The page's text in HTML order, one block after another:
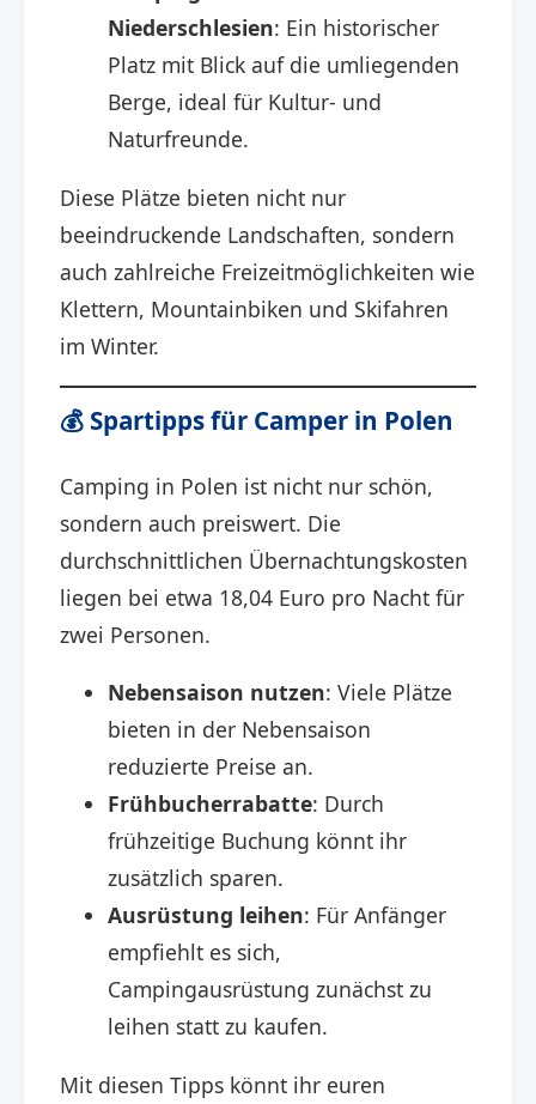
Niederschlesien: Ein historischer
Platz mit Blick auf die umliegenden
Berge, ideal für Kultur- und
Naturfreunde. ​
Diese Plätze bieten nicht nur
beeindruckende Landschaften, sondern
auch zahlreiche Freizeitmöglichkeiten wie
Klettern, Mountainbiken und Skifahren
im Winter.​
💰 Spartipps für Camper in Polen
Camping in Polen ist nicht nur schön,
sondern auch preiswert. Die
durchschnittlichen Übernachtungskosten
liegen bei etwa 18,04 Euro pro Nacht für
zwei Personen.
Nebensaison nutzen: Viele Plätze
bieten in der Nebensaison
reduzierte Preise an.​
Frühbucherrabatte: Durch
frühzeitige Buchung könnt ihr
zusätzlich sparen.​
Ausrüstung leihen: Für Anfänger
empfiehlt es sich,
Campingausrüstung zunächst zu
leihen statt zu kaufen.​
Mit diesen Tipps könnt ihr euren